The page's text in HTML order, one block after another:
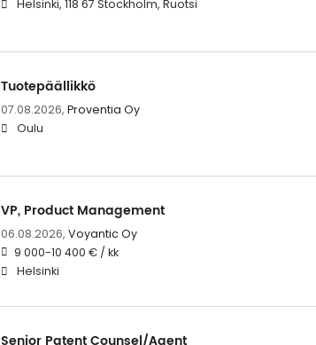
Helsinki, 118 67 Stockholm, Ruotsi
Tuotepäällikkö
07.08.2026, Proventia Oy
Oulu
VP, Product Management
06.08.2026, Voyantic Oy
9 000-10 400 € / kk
Helsinki
Senior Patent Counsel/Agent